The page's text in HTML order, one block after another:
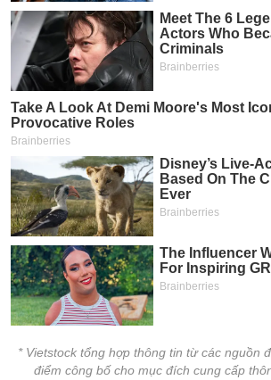
* Vietstock tổng hợp thông tin từ các nguồn
điểm công bố cho mục đích cung cấp